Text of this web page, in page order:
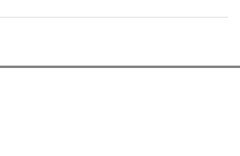
Также раскроются секреты